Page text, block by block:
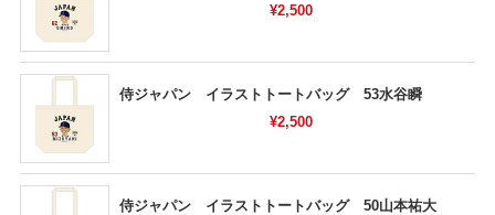
¥2,500
侍ジャパン イラストトートバッグ 53水谷瞬
¥2,500
侍ジャパン イラストトートバッグ 50山本祐大